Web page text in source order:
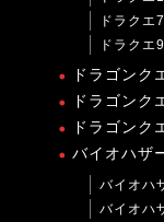
ドラクエ7
ドラクエ9
ドラゴンク
ドラゴンク
ドラゴン
バイオハザ
バイオハ
バイオハ